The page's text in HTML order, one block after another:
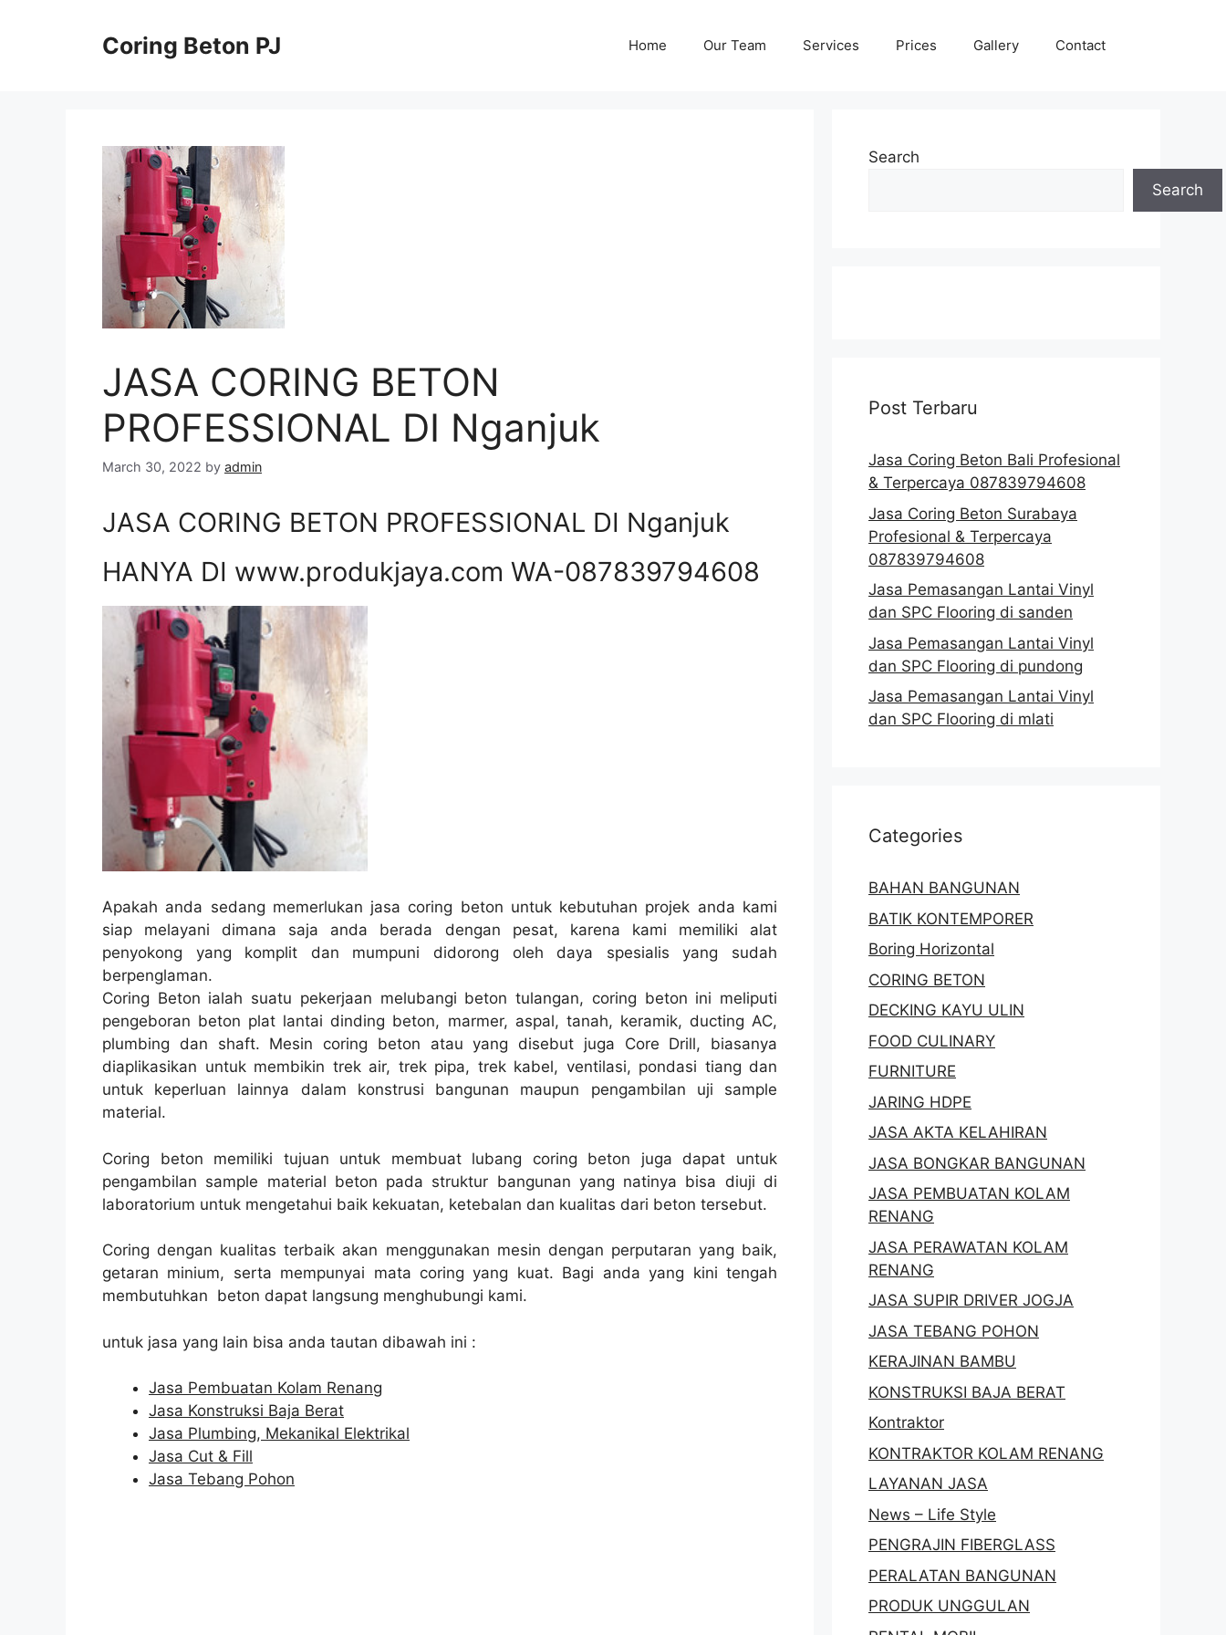
Coring Beton PJ Home Our Team Services Prices Gallery Contact
JASA CORING BETON
PROFESSIONAL DI Nganjuk
March 30, 2022 by admin
JASA CORING BETON PROFESSIONAL DI Nganjuk
HANYA DI www.produkjaya.com WA-087839794608
Apakah anda sedang memerlukan jasa coring beton untuk kebutuhan projek anda kami
siap melayani dimana saja anda berada dengan pesat, karena kami memiliki alat
penyokong yang komplit dan mumpuni didorong oleh daya spesialis yang sudah
berpenglaman.
Coring Beton ialah suatu pekerjaan melubangi beton tulangan, coring beton ini meliputi
pengeboran beton plat lantai dinding beton, marmer, aspal, tanah, keramik, ducting AC,
plumbing dan shaft. Mesin coring beton atau yang disebut juga Core Drill, biasanya
diaplikasikan untuk membikin trek air, trek pipa, trek kabel, ventilasi, pondasi tiang dan
untuk keperluan lainnya dalam konstrusi bangunan maupun pengambilan uji sample
material.
Coring beton memiliki tujuan untuk membuat lubang coring beton juga dapat untuk
pengambilan sample material beton pada struktur bangunan yang natinya bisa diuji di
laboratorium untuk mengetahui baik kekuatan, ketebalan dan kualitas dari beton tersebut.
Coring dengan kualitas terbaik akan menggunakan mesin dengan perputaran yang baik,
getaran minium, serta mempunyai mata coring yang kuat. Bagi anda yang kini tengah
membutuhkan beton dapat langsung menghubungi kami.
untuk jasa yang lain bisa anda tautan dibawah ini :
Jasa Pembuatan Kolam Renang
Jasa Konstruksi Baja Berat
Jasa Plumbing, Mekanikal Elektrikal
Jasa Cut & Fill
Jasa Tebang Pohon
Search
Search
Post Terbaru
Jasa Coring Beton Bali Profesional
& Terpercaya 087839794608
Jasa Coring Beton Surabaya
Profesional & Terpercaya
087839794608
Jasa Pemasangan Lantai Vinyl
dan SPC Flooring di sanden
Jasa Pemasangan Lantai Vinyl
dan SPC Flooring di pundong
Jasa Pemasangan Lantai Vinyl
dan SPC Flooring di mlati
Categories
BAHAN BANGUNAN
BATIK KONTEMPORER
Boring Horizontal
CORING BETON
DECKING KAYU ULIN
FOOD CULINARY
FURNITURE
JARING HDPE
JASA AKTA KELAHIRAN
JASA BONGKAR BANGUNAN
JASA PEMBUATAN KOLAM
RENANG
JASA PERAWATAN KOLAM
RENANG
JASA SUPIR DRIVER JOGJA
JASA TEBANG POHON
KERAJINAN BAMBU
KONSTRUKSI BAJA BERAT
Kontraktor
KONTRAKTOR KOLAM RENANG
LAYANAN JASA
News – Life Style
PENGRAJIN FIBERGLASS
PERALATAN BANGUNAN
PRODUK UNGGULAN